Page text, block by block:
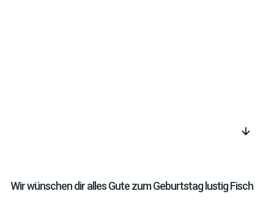
arrow_downward
Wir wünschen dir alles Gute zum Geburtstag lustig Fisch